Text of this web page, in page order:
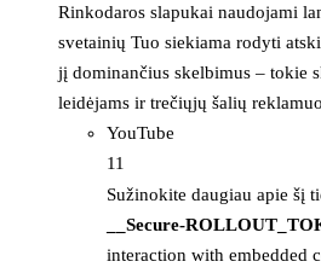
Rinkodaros slapukai naudojami
svetainių Tuo siekiama rodyti
jį dominančius skelbimus – tokie
leidėjams ir trečiųjų šalių
YouTube
11
Sužinokite daugiau apie šį
__Secure-
interaction with embedded